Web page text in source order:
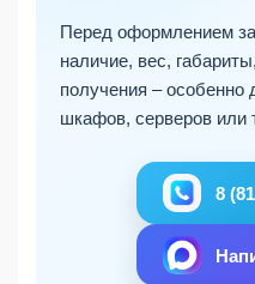
Перед оформлением
наличие, вес,
получения – особенно
шкафов, серверов или
8